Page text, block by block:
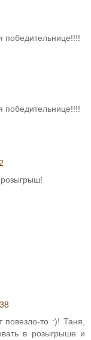
победительнице!!!!
победительнице!!!!
розыгрыш!
повезло-то :)! Таня,
в розыгрыше и